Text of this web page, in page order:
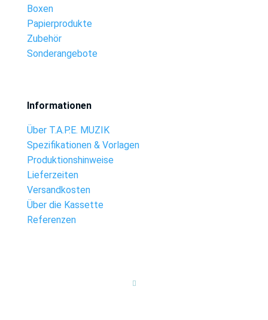
Boxen
Papierprodukte
Zubehör
Sonderangebote
Informationen
Über T.A.P.E. MUZIK
Spezifikationen & Vorlagen
Produktionshinweise
Lieferzeiten
Versandkosten
Über die Kassette
Referenzen
